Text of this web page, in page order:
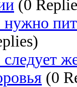
(0
(0